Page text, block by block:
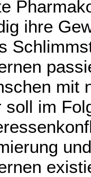
ihre
mit
soll im